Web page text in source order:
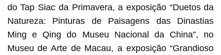
do Tap Siac da Primavera, a exposição “Duetos da
Natureza: Pinturas de Paisagens das Dinastias
Ming e Qing do Museu Nacional da China”, no
Museu de Arte de Macau, a exposição “Grandioso